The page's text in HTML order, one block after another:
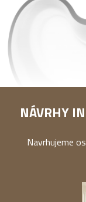
NÁVRHY
Navrhujeme